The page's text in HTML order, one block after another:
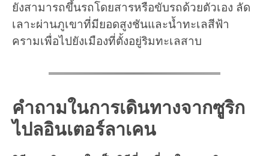
ยังสามารถขึ้นรถโดยสารหรือขับรถด้วยตัวเอง ลัด
เลาะผ่านภูเขาที่มียอดสูงชันและน้ำทะเลสีฟ้า
ครามเพื่อไปยังเมืองที่ตั้งอยู่ริมทะเลสาบ
คำถามในการเดินทางจากซูริก
ไปลอินเตอร์ลาเคน